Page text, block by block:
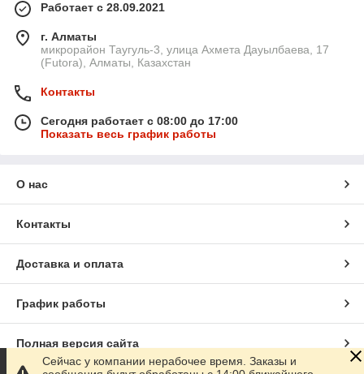
Работает с 28.09.2021
г. Алматы
микрорайон Таугуль-3, улица Ахмета Дауылбаева, 17
(Futora), Алматы, Казахстан
Контакты
Сегодня работает с 08:00 до 17:00
Показать весь график работы
О нас
Контакты
Доставка и оплата
График работы
Полная версия сайта
Сейчас у компании нерабочее время. Заказы и